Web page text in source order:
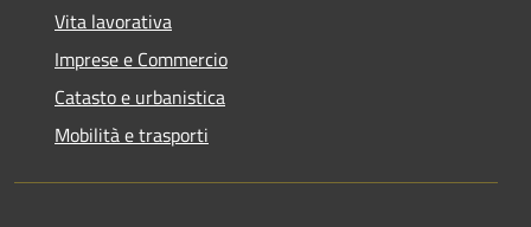
Vita lavorativa
Imprese e Commercio
Catasto e urbanistica
Mobilità e trasporti